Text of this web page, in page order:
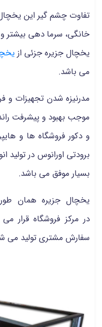
تفاوت چشم گیر این
خانگی، سرما دهی بیشتر
یخچال جزیره جزئی از
می باشد.
مدرنیزه شدن تجهیزات و
موجب بهبود و پیشرفت
و دکور فروشگاه ها و
برودتی اورانوس در تولید
بسیار موفق می باشد.
یخچال جزیره همان
در مرکز فروشگاه قرار
سفارش مشتری تولید می